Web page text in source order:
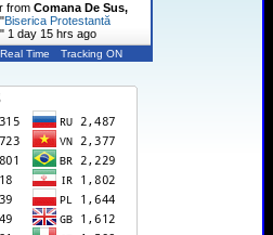
from Comana De Sus,
Biserica Protestantă
" 1 day 15 hrs ago
Real Time Tracking ON